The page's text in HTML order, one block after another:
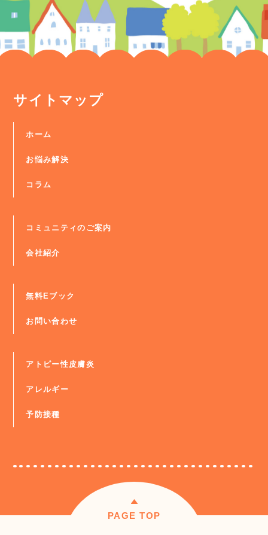
サイトマップ
ホーム
お悩み解決
コラム
コミュニティのご案内
会社紹介
無料Eブック
お問い合わせ
アトピー性皮膚炎
アレルギー
予防接種
PAGE TOP